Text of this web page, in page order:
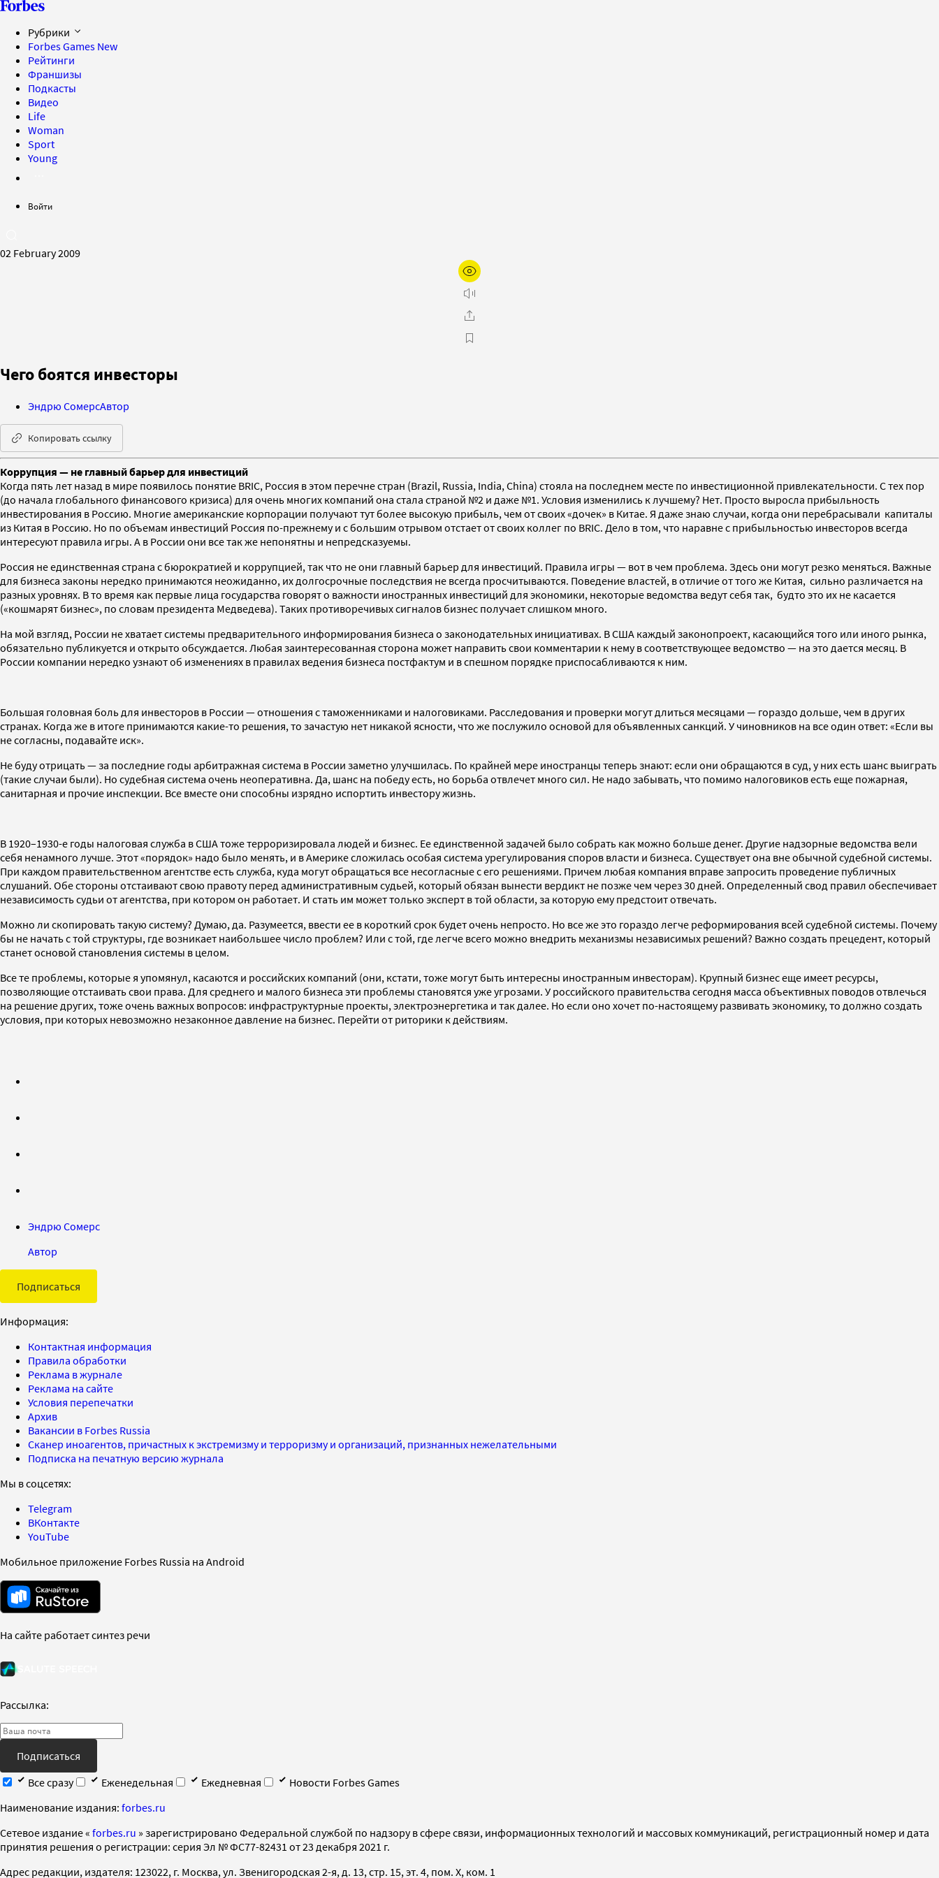
Рубрики
Forbes Games New
Рейтинги
Франшизы
Подкасты
Видео
Life
Woman
Sport
Young
Войти
02 February 2009
Чего боятся инвесторы
Эндрю СомерсАвтор
Копировать ссылку
Коррупция — не главный барьер для инвестиций
Когда пять лет назад в мире появилось понятие BRIC, Россия в этом перечне стран (Brazil, Russia, India, China) стояла на последнем месте по инвестиционной привлекательности. С тех пор
(до начала глобального финансового кризиса) для очень многих компаний она стала страной №2 и даже №1. Условия изменились к лучшему? Нет. Просто выросла прибыльность
инвестирования в Россию. Многие американские корпорации получают тут более высокую прибыль, чем от своих «дочек» в Китае. Я даже знаю случаи, когда они перебрасывали капиталы
из Китая в Россию. Но по объемам инвестиций Россия по-прежнему и с большим отрывом отстает от своих коллег по BRIC. Дело в том, что наравне с прибыльностью инвесторов всегда
интересуют правила игры. А в России они все так же непонятны и непредсказуемы.
Россия не единственная страна с бюрократией и коррупцией, так что не они главный барьер для инвестиций. Правила игры — вот в чем проблема. Здесь они могут резко меняться. Важные
для бизнеса законы нередко принимаются неожиданно, их долгосрочные последствия не всегда просчитываются. Поведение властей, в отличие от того же Китая, сильно различается на
разных уровнях. В то время как первые лица государства говорят о важности иностранных инвестиций для экономики, некоторые ведомства ведут себя так, будто это их не касается
(«кошмарят бизнес», по словам президента Медведева). Таких противоречивых сигналов бизнес получает слишком много.
На мой взгляд, России не хватает системы предварительного информирования бизнеса о законодательных инициативах. В США каждый законопроект, касающийся того или иного рынка,
обязательно публикуется и открыто обсуждается. Любая заинтересованная сторона может направить свои комментарии к нему в соответствующее ведомство — на это дается месяц. В
России компании нередко узнают об изменениях в правилах ведения бизнеса постфактум и в спешном порядке приспосабливаются к ним.
Большая головная боль для инвесторов в России — отношения с таможенниками и налоговиками. Расследования и проверки могут длиться месяцами — гораздо дольше, чем в других
странах. Когда же в итоге принимаются какие-то решения, то зачастую нет никакой ясности, что же послужило основой для объявленных санкций. У чиновников на все один ответ: «Если вы
не согласны, подавайте иск».
Не буду отрицать — за последние годы арбитражная система в России заметно улучшилась. По крайней мере иностранцы теперь знают: если они обращаются в суд, у них есть шанс выиграть
(такие случаи были). Но судебная система очень неоперативна. Да, шанс на победу есть, но борьба отвлечет много сил. Не надо забывать, что помимо налоговиков есть еще пожарная,
санитарная и прочие инспекции. Все вместе они способны изрядно испортить инвестору жизнь.
В 1920–1930-е годы налоговая служба в США тоже терроризировала людей и бизнес. Ее единственной задачей было собрать как можно больше денег. Другие надзорные ведомства вели
себя ненамного лучше. Этот «порядок» надо было менять, и в Америке сложилась особая система урегулирования споров власти и бизнеса. Существует она вне обычной судебной системы.
При каждом правительственном агентстве есть служба, куда могут обращаться все несогласные с его решениями. Причем любая компания вправе запросить проведение публичных
слушаний. Обе стороны отстаивают свою правоту перед административным судьей, который обязан вынести вердикт не позже чем через 30 дней. Определенный свод правил обеспечивает
независимость судьи от агентства, при котором он работает. И стать им может только эксперт в той области, за которую ему предстоит отвечать.
Можно ли скопировать такую систему? Думаю, да. Разумеется, ввести ее в короткий срок будет очень непросто. Но все же это гораздо легче реформирования всей судебной системы. Почему
бы не начать с той структуры, где возникает наибольшее число проблем? Или с той, где легче всего можно внедрить механизмы независимых решений? Важно создать прецедент, который
станет основой становления системы в целом.
Все те проблемы, которые я упомянул, касаются и российских компаний (они, кстати, тоже могут быть интересны иностранным инвесторам). Крупный бизнес еще имеет ресурсы,
позволяющие отстаивать свои права. Для среднего и малого бизнеса эти проблемы становятся уже угрозами. У российского правительства сегодня масса объективных поводов отвлечься
на решение других, тоже очень важных вопросов: инфраструктурные проекты, электроэнергетика и так далее. Но если оно хочет по-настоящему развивать экономику, то должно создать
условия, при которых невозможно незаконное давление на бизнес. Перейти от риторики к действиям.
Эндрю Сомерс
Автор
Подписаться
Информация:
Контактная информация
Правила обработки
Реклама в журнале
Реклама на сайте
Условия перепечатки
Архив
Вакансии в Forbes Russia
Сканер иноагентов, причастных к экстремизму и терроризму и организаций, признанных нежелательными
Подписка на печатную версию журнала
Мы в соцсетях:
Telegram
ВКонтакте
YouTube
Мобильное приложение Forbes Russia на Android
На сайте работает синтез речи
Рассылка:
Подписаться
Все сразу
Еженедельная Ежедневная
Новости Forbes Games
Наименование издания: forbes.ru
Cетевое издание « forbes.ru » зарегистрировано Федеральной службой по надзору в сфере связи, информационных технологий и массовых коммуникаций, регистрационный номер и дата
принятия решения о регистрации: серия Эл № ФС77-82431 от 23 декабря 2021 г.
Адрес редакции, издателя: 123022, г. Москва, ул. Звенигородская 2-я, д. 13, стр. 15, эт. 4, пом. X, ком. 1